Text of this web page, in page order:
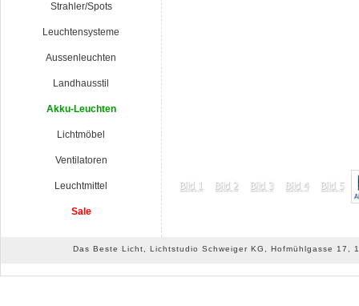
Strahler/Spots
Leuchtensysteme
Aussenleuchten
Landhausstil
Akku-Leuchten
Lichtmöbel
Ventilatoren
Leuchtmittel
Sale
Das Beste Licht, Lichtstudio Schweiger KG, Hofmühlgasse